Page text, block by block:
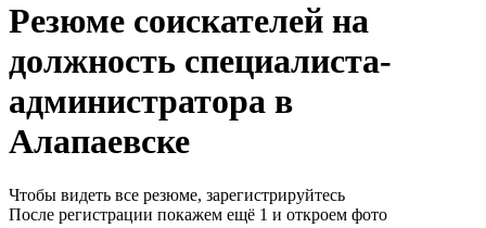
Резюме соискателей на
должность специалиста-
администратора в
Алапаевске
Чтобы видеть все резюме, зарегистрируйтесь
После регистрации покажем ещё 1 и откроем фото